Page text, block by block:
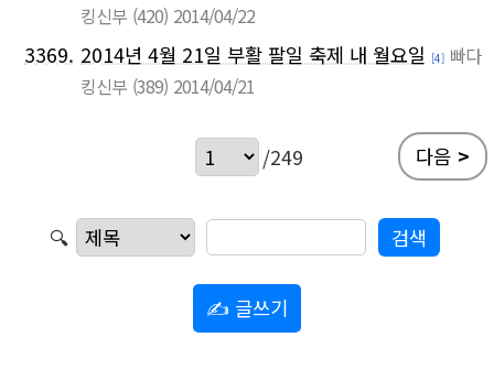
킹신부 (420) 2014/04/22
3369. 2014년 4월 21일 부활 팔일 축제 내 월요일 [4] 빠다
킹신부 (389) 2014/04/21
/249 다음 >
🔍
✍ 글쓰기